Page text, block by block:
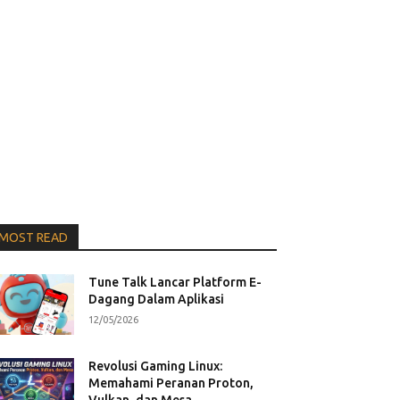
READ
Tune Talk Lancar Platform E-
Dagang Dalam Aplikasi
12/05/2026
Revolusi Gaming Linux:
Memahami Peranan Proton,